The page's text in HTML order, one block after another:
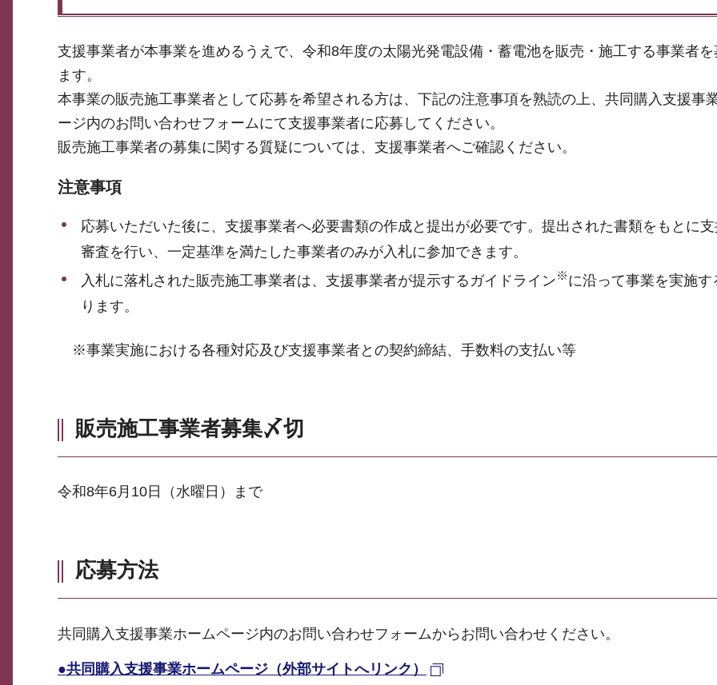
支援事業者が本事業を進めるうえで、令和8年度の太陽光発電設備・蓄電池を販売・施工する事業者
ます。
本事業の販売施工事業者として応募を希望される方は、下記の注意事項を熟読の上、共同購入支援事
ージ内のお問い合わせフォームにて支援事業者に応募してください。
販売施工事業者の募集に関する質疑については、支援事業者へご確認ください。
注意事項
応募いただいた後に、支援事業者へ必要書類の作成と提出が必要です。提出された書類をもとに
審査を行い、一定基準を満たした事業者のみが入札に参加できます。
入札に落札された販売施工事業者は、支援事業者が提示するガイドライン※に沿って事業を実施す
ります。
※事業実施における各種対応及び支援事業者との契約締結、手数料の支払い等
販売施工事業者募集〆切
令和8年6月10日（水曜日）まで
応募方法
共同購入支援事業ホームページ内のお問い合わせフォームからお問い合わせください。
●共同購入支援事業ホームページ（外部サイトへリンク）